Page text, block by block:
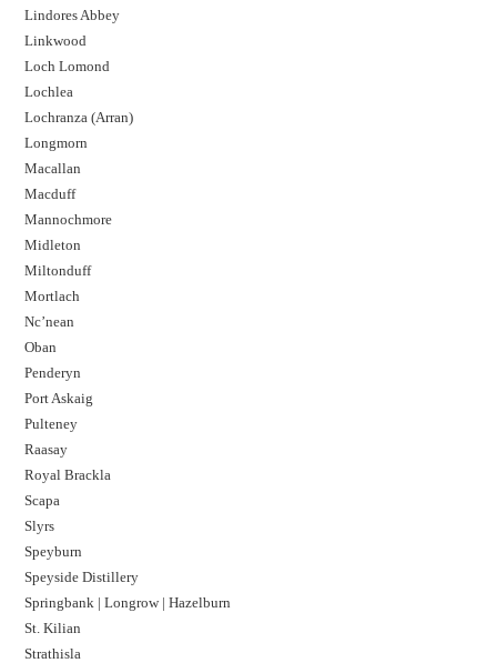
Lindores Abbey
Linkwood
Loch Lomond
Lochlea
Lochranza (Arran)
Longmorn
Macallan
Macduff
Mannochmore
Midleton
Miltonduff
Mortlach
Nc’nean
Oban
Penderyn
Port Askaig
Pulteney
Raasay
Royal Brackla
Scapa
Slyrs
Speyburn
Speyside Distillery
Springbank | Longrow | Hazelburn
St. Kilian
Strathisla